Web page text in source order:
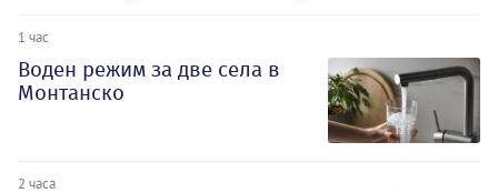
1 час
Воден режим за две села в
Монтанско
2 часа